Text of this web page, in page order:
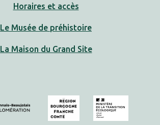
Horaires et accès
Le Musée de préhistoire
La Maison du Grand Site